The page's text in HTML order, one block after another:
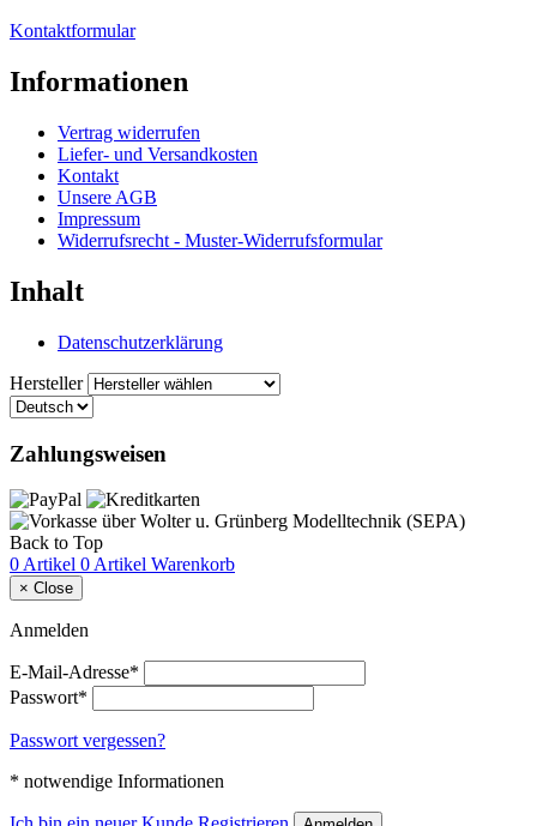
Kontaktformular
Informationen
Vertrag widerrufen
Liefer- und Versandkosten
Kontakt
Unsere AGB
Impressum
Widerrufsrecht - Muster-Widerrufsformular
Inhalt
Datenschutzerklärung
Hersteller
Zahlungsweisen
Back to Top
0 Artikel 0 Artikel Warenkorb
× Close
Anmelden
E-Mail-Adresse*
Passwort*
Passwort vergessen?
* notwendige Informationen